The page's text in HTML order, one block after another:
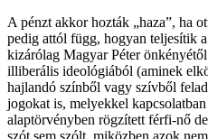
A pénzt akkor hozták „haza”, ha
pedig attól függ, hogyan teljesítik
kizárólag Magyar Péter
illiberális ideológiából (aminek
hajlandó színből vagy szívből
jogokat is, melyekkel
alaptörvényben rögzített férfi-nő
szót sem szólt, miközben azok